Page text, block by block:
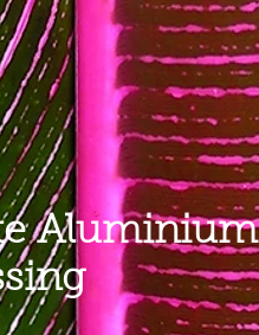
Aluminium